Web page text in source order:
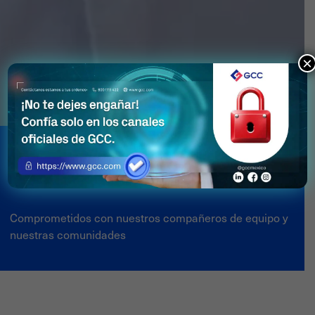
Nuestra Cultura
Comprometidos con nuestros compañeros de equipo y
nuestras comunidades
×